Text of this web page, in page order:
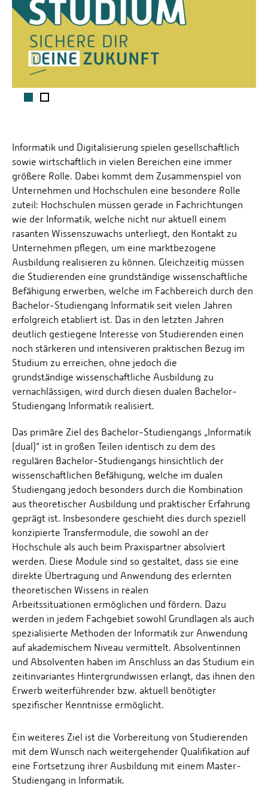
1 2
Informatik und Digitalisierung spielen gesellschaftlich
sowie wirtschaftlich in vielen Bereichen eine immer
größere Rolle. Dabei kommt dem Zusammenspiel von
Unternehmen und Hochschulen eine besondere Rolle
zuteil: Hochschulen müssen gerade in Fachrichtungen
wie der Informatik, welche nicht nur aktuell einem
rasanten Wissenszuwachs unterliegt, den Kontakt zu
Unternehmen pflegen, um eine marktbezogene
Ausbildung realisieren zu können. Gleichzeitig müssen
die Studierenden eine grundständige wissenschaftliche
Befähigung erwerben, welche im Fachbereich durch den
Bachelor-Studiengang Informatik seit vielen Jahren
erfolgreich etabliert ist. Das in den letzten Jahren
deutlich gestiegene Interesse von Studierenden einen
noch stärkeren und intensiveren praktischen Bezug im
Studium zu erreichen, ohne jedoch die
grundständige wissenschaftliche Ausbildung zu
vernachlässigen, wird durch diesen dualen Bachelor-
Studiengang Informatik realisiert.
Das primäre Ziel des Bachelor-Studiengangs „Informatik
(dual)“ ist in großen Teilen identisch zu dem des
regulären Bachelor-Studiengangs hinsichtlich der
wissenschaftlichen Befähigung, welche im dualen
Studiengang jedoch besonders durch die Kombination
aus theoretischer Ausbildung und praktischer Erfahrung
geprägt ist. Insbesondere geschieht dies durch speziell
konzipierte Transfermodule, die sowohl an der
Hochschule als auch beim Praxispartner absolviert
werden. Diese Module sind so gestaltet, dass sie eine
direkte Übertragung und Anwendung des erlernten
theoretischen Wissens in realen
Arbeitssituationen ermöglichen und fördern. Dazu
werden in jedem Fachgebiet sowohl Grundlagen als auch
spezialisierte Methoden der Informatik zur Anwendung
auf akademischem Niveau vermittelt. Absolventinnen
und Absolventen haben im Anschluss an das Studium ein
zeitinvariantes Hintergrundwissen erlangt, das ihnen den
Erwerb weiterführender bzw. aktuell benötigter
spezifischer Kenntnisse ermöglicht.
Ein weiteres Ziel ist die Vorbereitung von Studierenden
mit dem Wunsch nach weitergehender Qualifikation auf
eine Fortsetzung ihrer Ausbildung mit einem Master-
Studiengang in Informatik.